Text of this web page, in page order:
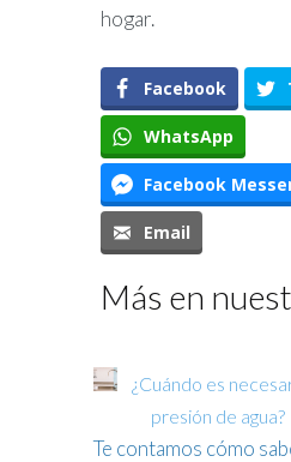
hogar.
Facebook
WhatsApp
Facebook
Email
Más en
¿Cuándo es
presión de agua?
Te contamos cómo